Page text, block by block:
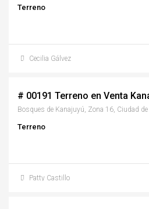
Terreno
Cecilia Gálvez
Terreno
Patty Castillo
$88.00/por vara2